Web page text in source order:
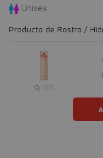
Unisex
Producto de Rostro /
VER